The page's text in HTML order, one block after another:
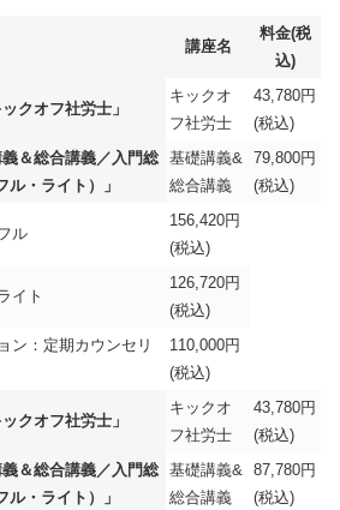
講座名
料金(税
込)
クオフ社労士」
キックオ
フ社労士
43,780円
(税込)
＆総合講義／入門総
・ライト）」
基礎講義&
総合講義
79,800円
(税込)
ル
156,420円
(税込)
イト
126,720円
(税込)
ン：定期カウンセリ
110,000円
(税込)
クオフ社労士」
キックオ
フ社労士
43,780円
(税込)
＆総合講義／入門総
・ライト）」
基礎講義&
総合講義
87,780円
(税込)